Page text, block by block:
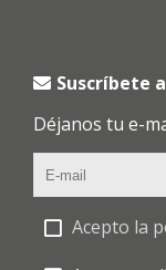
Suscríbete
Déjanos tu e-
Acepto la